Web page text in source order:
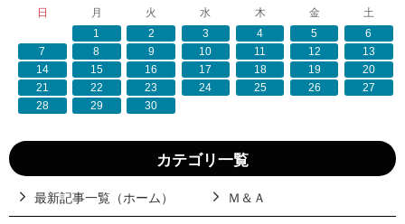
日 月 火 水 木 金
土
1
2 3 4 5
6
7
8 9 10 11 12
13
14
15 16 17 18 19
20
21
22 23 24 25 26
27
28
29 30
カテゴリ一覧
最新記事一覧（ホーム） Ｍ＆Ａ